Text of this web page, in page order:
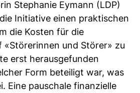
Stephanie Eymann (LDP)
Initiative einen praktischen
die Kosten für die
«Störerinnen und Störer» zu
erst herausgefunden
Form beteiligt war, was
Eine pauschale finanzielle